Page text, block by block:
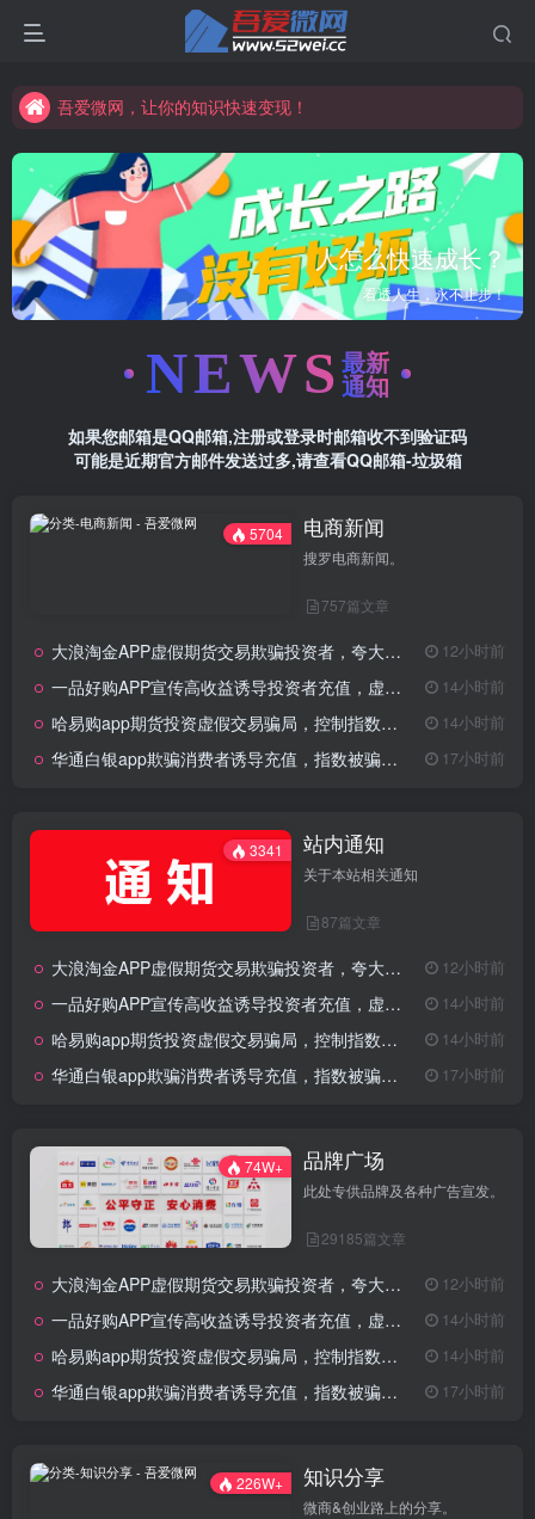
吾爱微网，让你的知识快速变现！
吾爱微网，让你的知识快速变现！
成长？
永不止步！
吾爱微网火热注册中！
请联系客服开通会员
NEWS 最新
通知
如果您邮箱是QQ邮箱,注册或登录时邮箱收不到验证码
可能是近期官方邮件发送过多,请查看QQ邮箱-垃圾箱
5704 电商新闻
搜罗电商新闻。
757篇文章
大浪淘金APP虚假期货交易欺骗投资者，夸大收益诱导充值！ 12小时前
一品好购APP宣传高收益诱导投资者充值，虚假期货交易骗局！ 14小时前
哈易购app期货投资虚假交易骗局，控制指数走势诱导充值操作！ 14小时前
华通白银app欺骗消费者诱导充值，指数被骗控制非法期货骗局！ 17小时前
3341 站内通知
关于本站相关通知
87篇文章
大浪淘金APP虚假期货交易欺骗投资者，夸大收益诱导充值！ 12小时前
一品好购APP宣传高收益诱导投资者充值，虚假期货交易骗局！ 14小时前
哈易购app期货投资虚假交易骗局，控制指数走势诱导充值操作！ 14小时前
华通白银app欺骗消费者诱导充值，指数被骗控制非法期货骗局！ 17小时前
74W+ 品牌广场
此处专供品牌及各种广告宣发。
29185篇文章
大浪淘金APP虚假期货交易欺骗投资者，夸大收益诱导充值！ 12小时前
一品好购APP宣传高收益诱导投资者充值，虚假期货交易骗局！ 14小时前
哈易购app期货投资虚假交易骗局，控制指数走势诱导充值操作！ 14小时前
华通白银app欺骗消费者诱导充值，指数被骗控制非法期货骗局！ 17小时前
226W+ 知识分享
微商&创业路上的分享。